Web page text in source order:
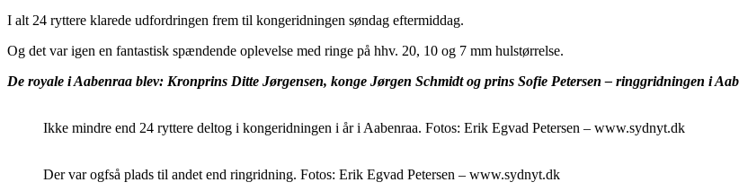
I alt 24 ryttere klarede udfordringen frem til kongeridningen søndag eftermiddag.
Og det var igen en fantastisk spændende oplevelse med ringe på hhv. 20, 10 og 7 mm hulstørrelse.
De royale i Aabenraa blev: Kronprins Ditte Jørgensen, konge Jørgen Schmidt og prins Sofie Petersen – ringgridningen i
Ikke mindre end 24 ryttere deltog i kongeridningen i år i Aabenraa. Fotos: Erik Egvad Petersen – www.sydnyt.dk
Der var ogfså plads til andet end ringridning. Fotos: Erik Egvad Petersen – www.sydnyt.dk